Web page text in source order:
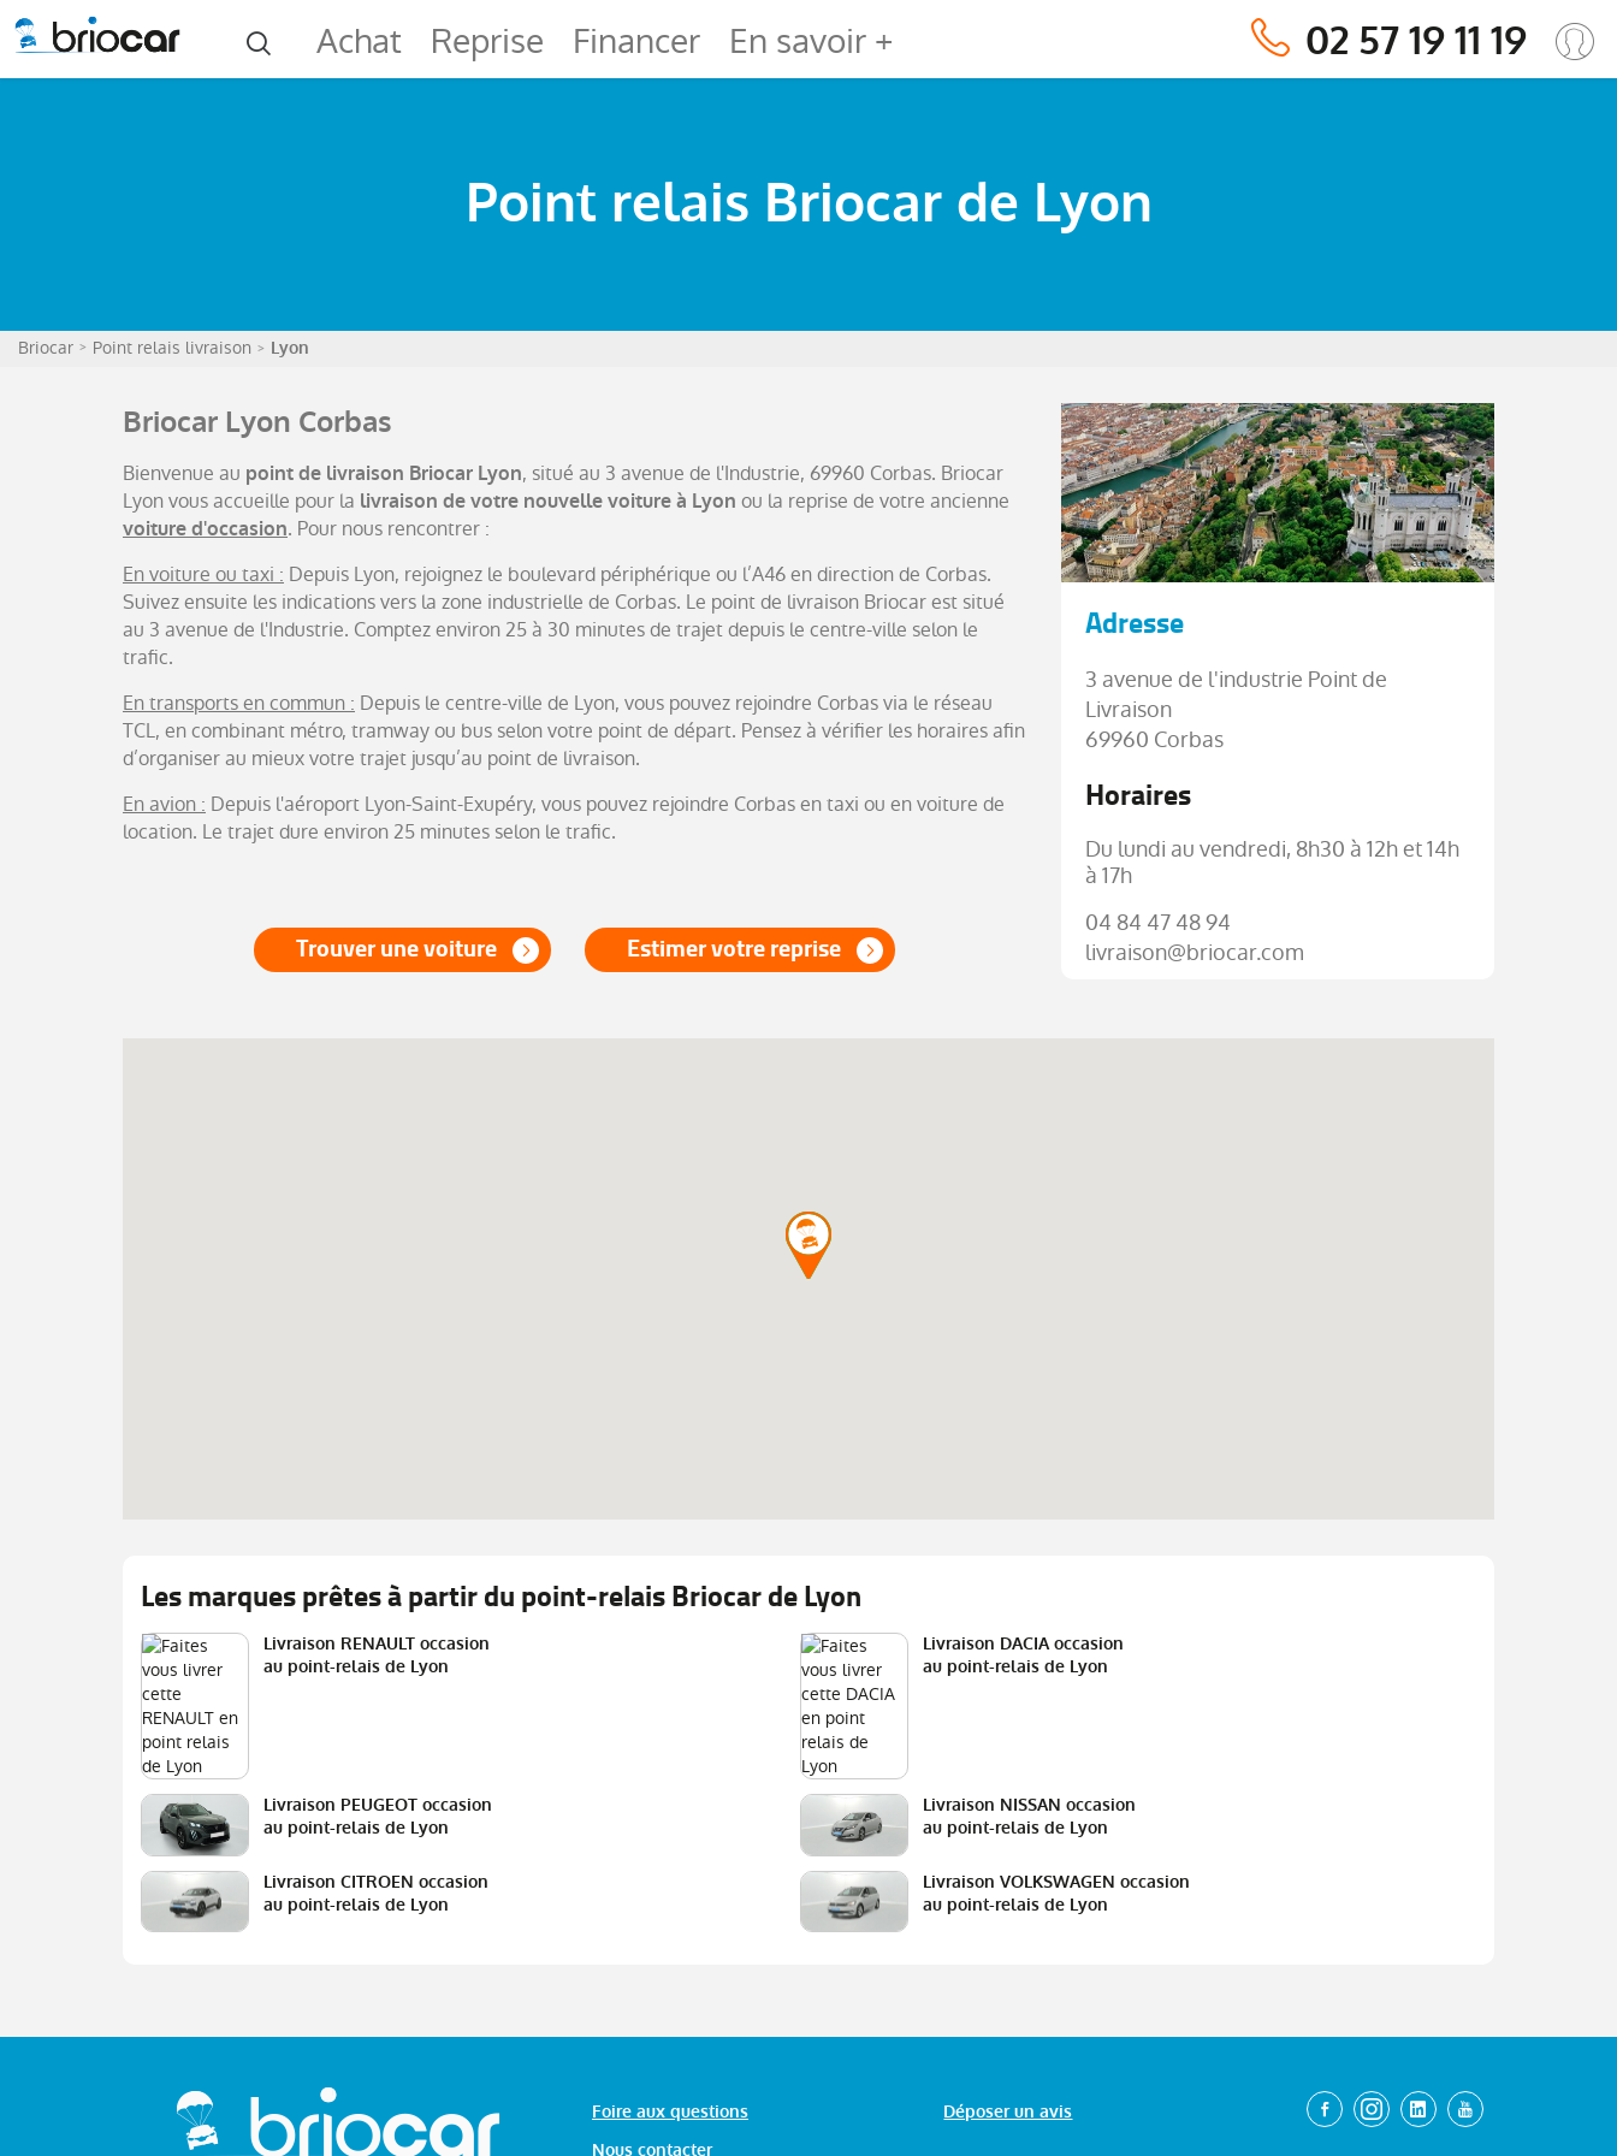
Achat Reprise Financer En savoir + 02 57 19 11 19
Point relais Briocar de Lyon
Briocar Point relais livraison Lyon
Briocar Lyon Corbas
Bienvenue au point de livraison Briocar Lyon, situé au 3 avenue de l'Industrie, 69960 Corbas. Briocar
Lyon vous accueille pour la livraison de votre nouvelle voiture à Lyon ou la reprise de votre ancienne
voiture d'occasion. Pour nous rencontrer :
En voiture ou taxi : Depuis Lyon, rejoignez le boulevard périphérique ou l’A46 en direction de Corbas.
Suivez ensuite les indications vers la zone industrielle de Corbas. Le point de livraison Briocar est situé
au 3 avenue de l'Industrie. Comptez environ 25 à 30 minutes de trajet depuis le centre-ville selon le
trafic.
En transports en commun : Depuis le centre-ville de Lyon, vous pouvez rejoindre Corbas via le réseau
TCL, en combinant métro, tramway ou bus selon votre point de départ. Pensez à vérifier les horaires afin
d’organiser au mieux votre trajet jusqu’au point de livraison.
En avion : Depuis l'aéroport Lyon-Saint-Exupéry, vous pouvez rejoindre Corbas en taxi ou en voiture de
location. Le trajet dure environ 25 minutes selon le trafic.
Trouver une voiture Estimer votre reprise
Adresse
3 avenue de l'industrie Point de
Livraison
69960 Corbas
Horaires
Du lundi au vendredi, 8h30 à 12h et 14h
à 17h
04 84 47 48 94
livraison@briocar.com
Les marques prêtes à partir du point-relais Briocar de Lyon
Livraison RENAULT occasion
au point-relais de Lyon
Livraison DACIA occasion
au point-relais de Lyon
Livraison PEUGEOT occasion
au point-relais de Lyon
Livraison NISSAN occasion
au point-relais de Lyon
Livraison CITROEN occasion
au point-relais de Lyon
Livraison VOLKSWAGEN occasion
au point-relais de Lyon
Foire aux questions
Nous contacter
Déposer un avis